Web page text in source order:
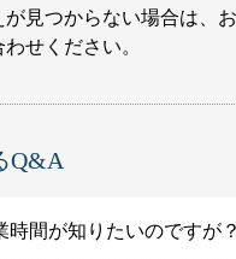
が見つからない場合は、
せください。
Q&A
時間が知りたいのですが？